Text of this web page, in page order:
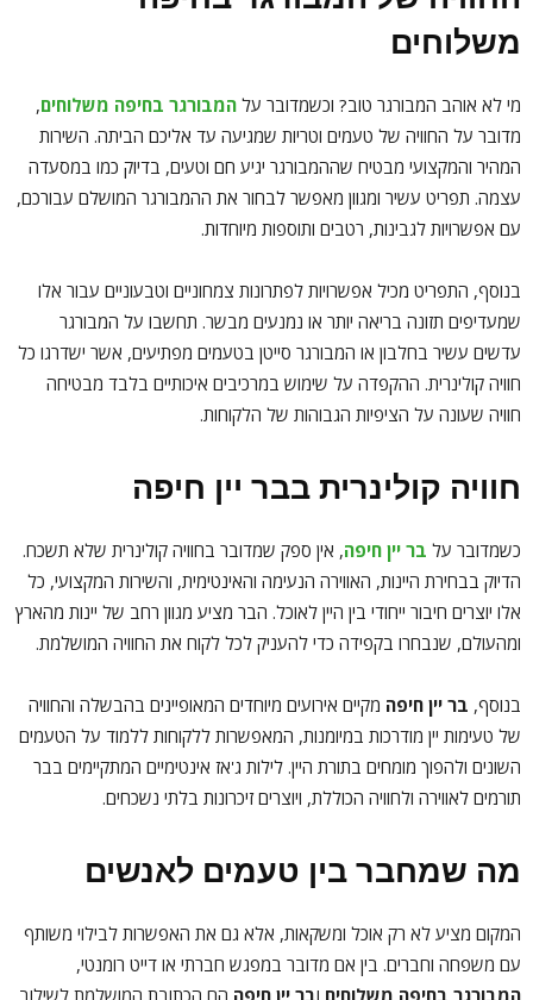
משלוחים
מי לא אוהב המבורגר טוב? וכשמדובר על המבורגר בחיפה משלוחים,
מדובר על החוויה של טעמים וטריות שמגיעה עד אליכם הביתה. השירות
המהיר והמקצועי מבטיח שההמבורגר יגיע חם וטעים, בדיוק כמו במסעדה
עצמה. תפריט עשיר ומגוון מאפשר לבחור את ההמבורגר המושלם עבורכם,
עם אפשרויות לגבינות, רטבים ותוספות מיוחדות.
בנוסף, התפריט מכיל אפשרויות לפתרונות צמחוניים וטבעוניים עבור אלו
שמעדיפים תזונה בריאה יותר או נמנעים מבשר. תחשבו על המבורגר
עדשים עשיר בחלבון או המבורגר סייטן בטעמים מפתיעים, אשר ישדרגו כל
חוויה קולינרית. ההקפדה על שימוש במרכיבים איכותיים בלבד מבטיחה
חוויה שעונה על הציפיות הגבוהות של הלקוחות.
חוויה קולינרית בבר יין חיפה
כשמדובר על בר יין חיפה, אין ספק שמדובר בחוויה קולינרית שלא תשכח.
הדיוק בבחירת היינות, האווירה הנעימה והאינטימית, והשירות המקצועי, כל
אלו יוצרים חיבור ייחודי בין היין לאוכל. הבר מציע מגוון רחב של יינות מהארץ
ומהעולם, שנבחרו בקפידה כדי להעניק לכל לקוח את החוויה המושלמת.
בנוסף, בר יין חיפה מקיים אירועים מיוחדים המאופיינים בהבשלה והחוויה
של טעימות יין מודרכות במיומנות, המאפשרות ללקוחות ללמוד על הטעמים
השונים ולהפוך מומחים בתורת היין. לילות ג'אז אינטימיים המתקיימים בבר
תורמים לאווירה ולחוויה הכוללת, ויוצרים זיכרונות בלתי נשכחים.
מה שמחבר בין טעמים לאנשים
המקום מציע לא רק אוכל ומשקאות, אלא גם את האפשרות לבילוי משותף
עם משפחה וחברים. בין אם מדובר במפגש חברתי או דייט רומנטי,
המבורגר בחיפה משלוחים ובר יין חיפה הם הכתובת המושלמת לשילוב